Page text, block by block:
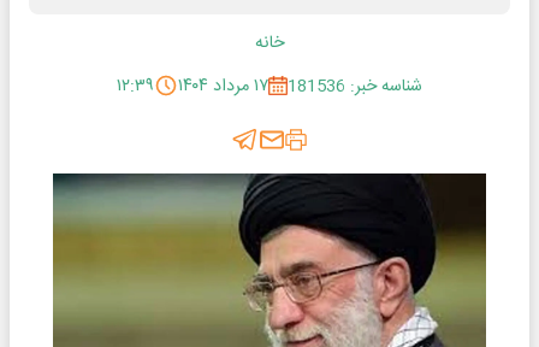
خانه
شناسه خبر: 181536
۱۷ مرداد ۱۴۰۴ ۱۲:۳۹